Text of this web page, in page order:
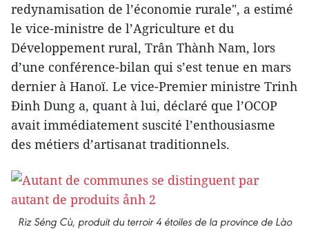
redynamisation de l’économie rurale", a estimé
le vice-ministre de l’Agriculture et du
Développement rural, Trân Thành Nam, lors
d’une conférence-bilan qui s’est tenue en mars
dernier à Hanoï. Le vice-Premier ministre Trinh
Đinh Dung a, quant à lui, déclaré que l’OCOP
avait immédiatement suscité l’enthousiasme
des métiers d’artisanat traditionnels.
Riz Séng Cù, produit du terroir 4 étoiles de la province de Lào